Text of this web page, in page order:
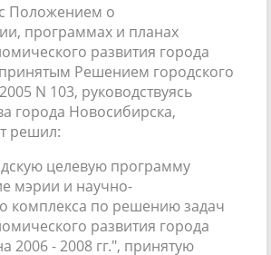
Положением о
программах и планах
развития города
Решением городского
N 103, руководствуясь
города Новосибирска,
решил:
целевую программу
мэрии и научно-
комплекса по решению задач
развития города
2006 - 2008 гг.", принятую